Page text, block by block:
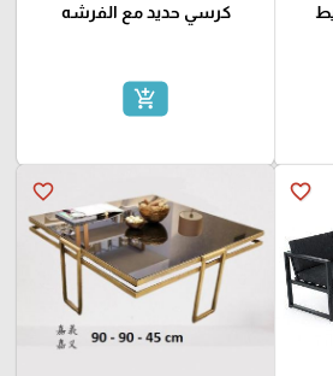
كرسي حديد مع الفرشه
add_shopping_cart
favorite_border
favorite_border